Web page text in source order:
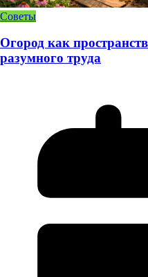
Советы
Огород как
разумного труда